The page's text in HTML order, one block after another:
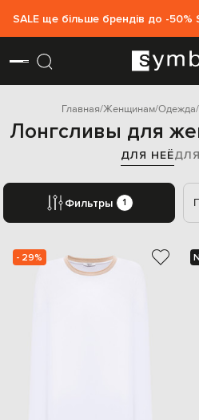
SALE ще більше брендів до -50%
Главная Женщинам Одежда
Лонгсливы для
ДЛЯ НЕЁ
Фильтры 1
- 29%